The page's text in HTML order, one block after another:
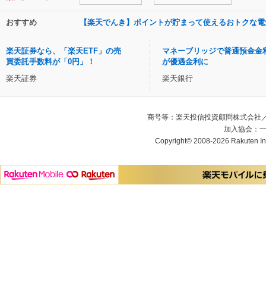
おすすめ 【楽天でんき】ポイントが貯まって使えるおトクな
楽天証券なら、「楽天ETF」の売
買委託手数料が「0円」！
楽天証券
マネーブリッジで普通預金金
が優遇金利に
楽天銀行
商号等：楽天投信投資顧問株式会社
加入協会：
Copyright© 2008-2026 Rakuten